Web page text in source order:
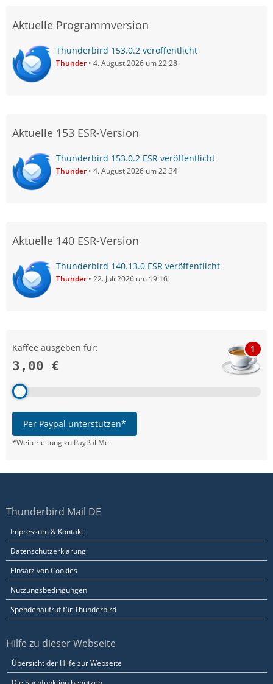
Aktuelle Programmversion
Thunderbird 153.0.2 veröffentlicht
Thunder 4. August 2026 um 22:28
Aktuelle 153 ESR-Version
Thunderbird 153.0.2 ESR veröffentlicht
Thunder 4. August 2026 um 22:34
Aktuelle 140 ESR-Version
Thunderbird 140.13.0 ESR veröffentlicht
Thunder 22. Juli 2026 um 19:16
Kaffee ausgeben für:
3,00 €
1
Per Paypal unterstützen*
*Weiterleitung zu PayPal.Me
Thunderbird Mail DE
Impressum & Kontakt
Datenschutzerklärung
Einsatz von Cookies
Nutzungsbedingungen
Spendenaufruf für Thunderbird
Hilfe zu dieser Webseite
Übersicht der Hilfe zur Webseite